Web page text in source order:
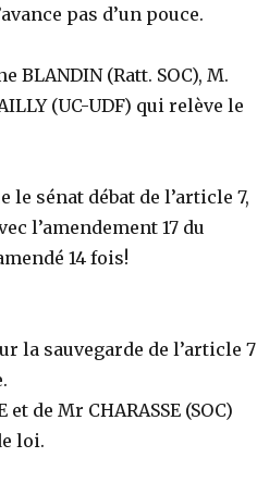
pas d’un pouce.
BLANDIN (Ratt. SOC), M.
(UC-UDF) qui relève le
le sénat débat de l’article 7,
l’amendement 17 du
14 fois!
la sauvegarde de l’article 7
de Mr CHARASSE (SOC)
loi.